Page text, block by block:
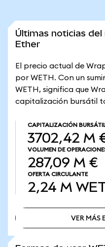
Últimas noticias
Ether
El precio actual de
por WETH. Con un
WETH, significa que
capitalización bursátil
CAPITALIZACIÓN
3702,42 M
VOLUMEN DE
287,09 M €
OFERTA CIRCULANTE
2,24 M
VER MÁS